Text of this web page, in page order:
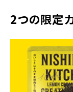
2つの限定